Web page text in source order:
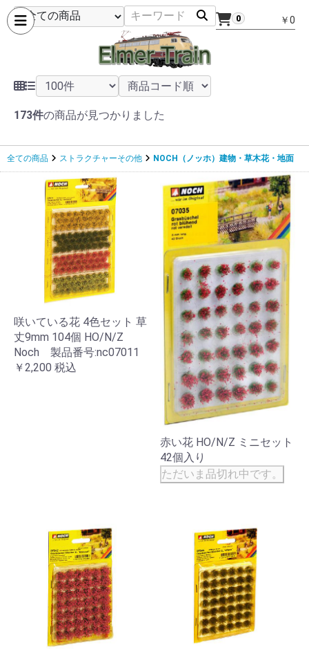
0 ￥0
173件の商品が見つかりました
全ての商品 ストラクチャーその他 NOCH（ノッホ）建物・草木花・地面
咲いている花 4色セット 草
丈9mm 104個 HO/N/Z
Noch 製品番号:nc07011
￥2,200 税込
赤い花 HO/N/Z ミニセット
42個入り
ただいま品切れ中です。